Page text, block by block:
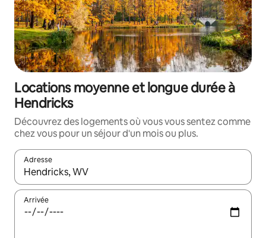
Locations moyenne et longue durée à
Hendricks
Découvrez des logements où vous vous sentez comme
chez vous pour un séjour d'un mois ou plus.
Adresse
Lorsque les résultats s'affichent, utilisez les flèches vers le
Arrivée